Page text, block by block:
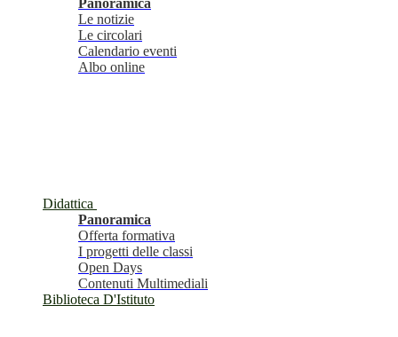
Panoramica
Le notizie
Le circolari
Calendario eventi
Albo online
Didattica
Panoramica
Offerta formativa
I progetti delle classi
Open Days
Contenuti Multimediali
Biblioteca D'Istituto